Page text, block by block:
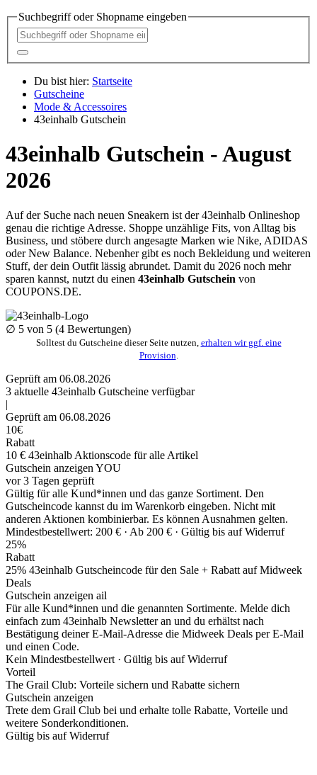
Suchbegriff oder Shopname eingeben
Du bist hier: Startseite
Gutscheine
Mode & Accessoires
43einhalb Gutschein
43einhalb Gutschein - August
2026
Auf der Suche nach neuen Sneakern ist der 43einhalb Onlineshop
genau die richtige Adresse. Shoppe unzählige Fits, von Alltag bis
Business, und stöbere durch angesagte Marken wie Nike, ADIDAS
oder New Balance. Nebenher gibt es noch Bekleidung und weiteren
Stuff, der dein Outfit lässig abrundet. Damit du 2026 noch mehr
sparen kannst, nutzt du einen 43einhalb Gutschein von
COUPONS.DE.
∅ 5 von 5 (4 Bewertungen)
Solltest du Gutscheine dieser Seite nutzen, erhalten wir ggf. eine
Provision
Geprüft am 06.08.2026
3 aktuelle 43einhalb Gutscheine verfügbar
|
Geprüft am 06.08.2026
10€
Rabatt
10 € 43einhalb Aktionscode für alle Artikel
Gutschein anzeigen YOU
vor 3 Tagen geprüft
Gültig für alle Kund*innen und das ganze Sortiment. Den
Gutscheincode kannst du im Warenkorb eingeben. Nicht mit
anderen Aktionen kombinierbar. Es können Ausnahmen gelten.
Mindestbestellwert: 200 € · Ab 200 € · Gültig bis auf Widerruf
25%
Rabatt
25% 43einhalb Gutscheincode für den Sale + Rabatt auf Midweek
Deals
Gutschein anzeigen ail
Für alle Kund*innen und die genannten Sortimente. Melde dich
einfach zum 43einhalb Newsletter an und du erhältst nach
Bestätigung deiner E-Mail-Adresse die Midweek Deals per E-Mail
und einen Code.
Kein Mindestbestellwert · Gültig bis auf Widerruf
Vorteil
The Grail Club: Vorteile sichern und Rabatte sichern
Gutschein anzeigen
Trete dem Grail Club bei und erhalte tolle Rabatte, Vorteile und
weitere Sonderkonditionen.
Gültig bis auf Widerruf